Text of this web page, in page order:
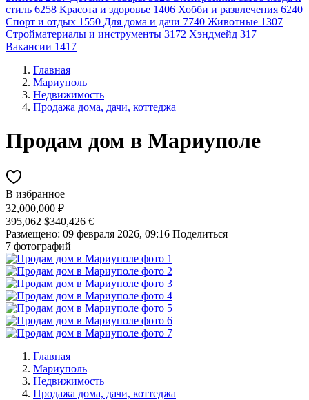
стиль 6258 Красота и здоровье 1406 Хобби и развлечения 6240
Спорт и отдых 1550 Для дома и дачи 7740 Животные 1307
Стройматериалы и инструменты 3172 Хэндмейд 317
Вакансии 1417
Главная
Мариуполь
Недвижимость
Продажа дома, дачи, коттеджа
Продам дом в Мариуполе
В избранное
32,000,000 ₽
395,062 $340,426 €
Размещено: 09 февраля 2026, 09:16 Поделиться
7 фотографий
Главная
Мариуполь
Недвижимость
Продажа дома, дачи, коттеджа